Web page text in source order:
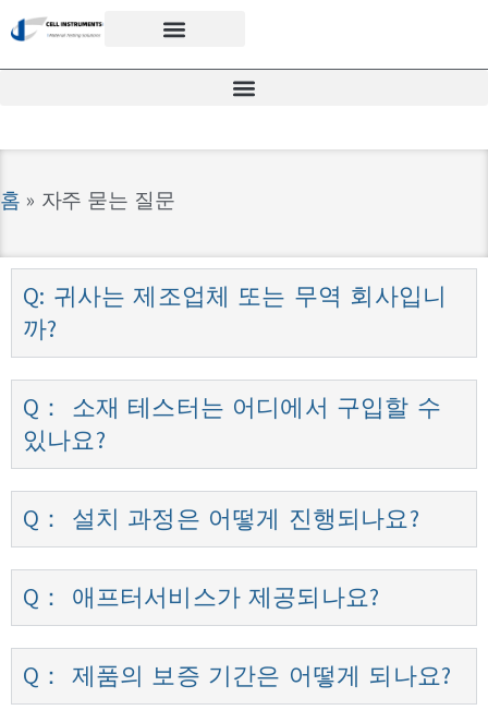
홈 » 자주 묻는 질문
Q: 귀사는 제조업체 또는 무역 회사입니
까?
Q： 소재 테스터는 어디에서 구입할 수
있나요?
Q： 설치 과정은 어떻게 진행되나요?
Q： 애프터서비스가 제공되나요?
Q： 제품의 보증 기간은 어떻게 되나요?